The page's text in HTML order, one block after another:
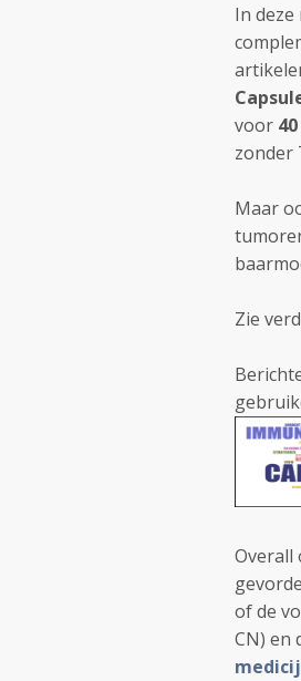
In
voor
zonder
Maar
Zie
Overall
of de
CN) en